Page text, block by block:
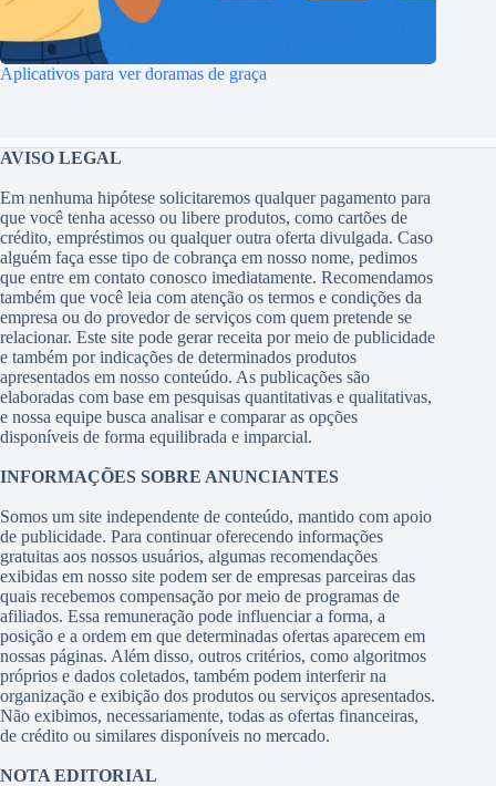
Aplicativos para ver doramas de graça
AVISO LEGAL
Em nenhuma hipótese solicitaremos qualquer pagamento para
que você tenha acesso ou libere produtos, como cartões de
crédito, empréstimos ou qualquer outra oferta divulgada. Caso
alguém faça esse tipo de cobrança em nosso nome, pedimos
que entre em contato conosco imediatamente. Recomendamos
também que você leia com atenção os termos e condições da
empresa ou do provedor de serviços com quem pretende se
relacionar. Este site pode gerar receita por meio de publicidade
e também por indicações de determinados produtos
apresentados em nosso conteúdo. As publicações são
elaboradas com base em pesquisas quantitativas e qualitativas,
e nossa equipe busca analisar e comparar as opções
disponíveis de forma equilibrada e imparcial.
INFORMAÇÕES SOBRE ANUNCIANTES
Somos um site independente de conteúdo, mantido com apoio
de publicidade. Para continuar oferecendo informações
gratuitas aos nossos usuários, algumas recomendações
exibidas em nosso site podem ser de empresas parceiras das
quais recebemos compensação por meio de programas de
afiliados. Essa remuneração pode influenciar a forma, a
posição e a ordem em que determinadas ofertas aparecem em
nossas páginas. Além disso, outros critérios, como algoritmos
próprios e dados coletados, também podem interferir na
organização e exibição dos produtos ou serviços apresentados.
Não exibimos, necessariamente, todas as ofertas financeiras,
de crédito ou similares disponíveis no mercado.
NOTA EDITORIAL